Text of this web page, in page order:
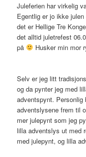
Juleferien har virkelig
Egentlig er jo ikke
det er Hellige Tre
det alltid juletrefest
på
Husker min mor
Selv er jeg litt
og da pynter jeg med
adventspynt. Personlig
adventslysene frem til
mer julepynt som jeg
lilla adventslys ut med
med julepynt, og lilla